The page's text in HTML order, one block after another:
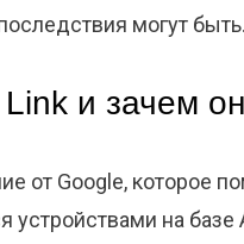
могут быть.
и зачем
от Google, которое
устройствами на